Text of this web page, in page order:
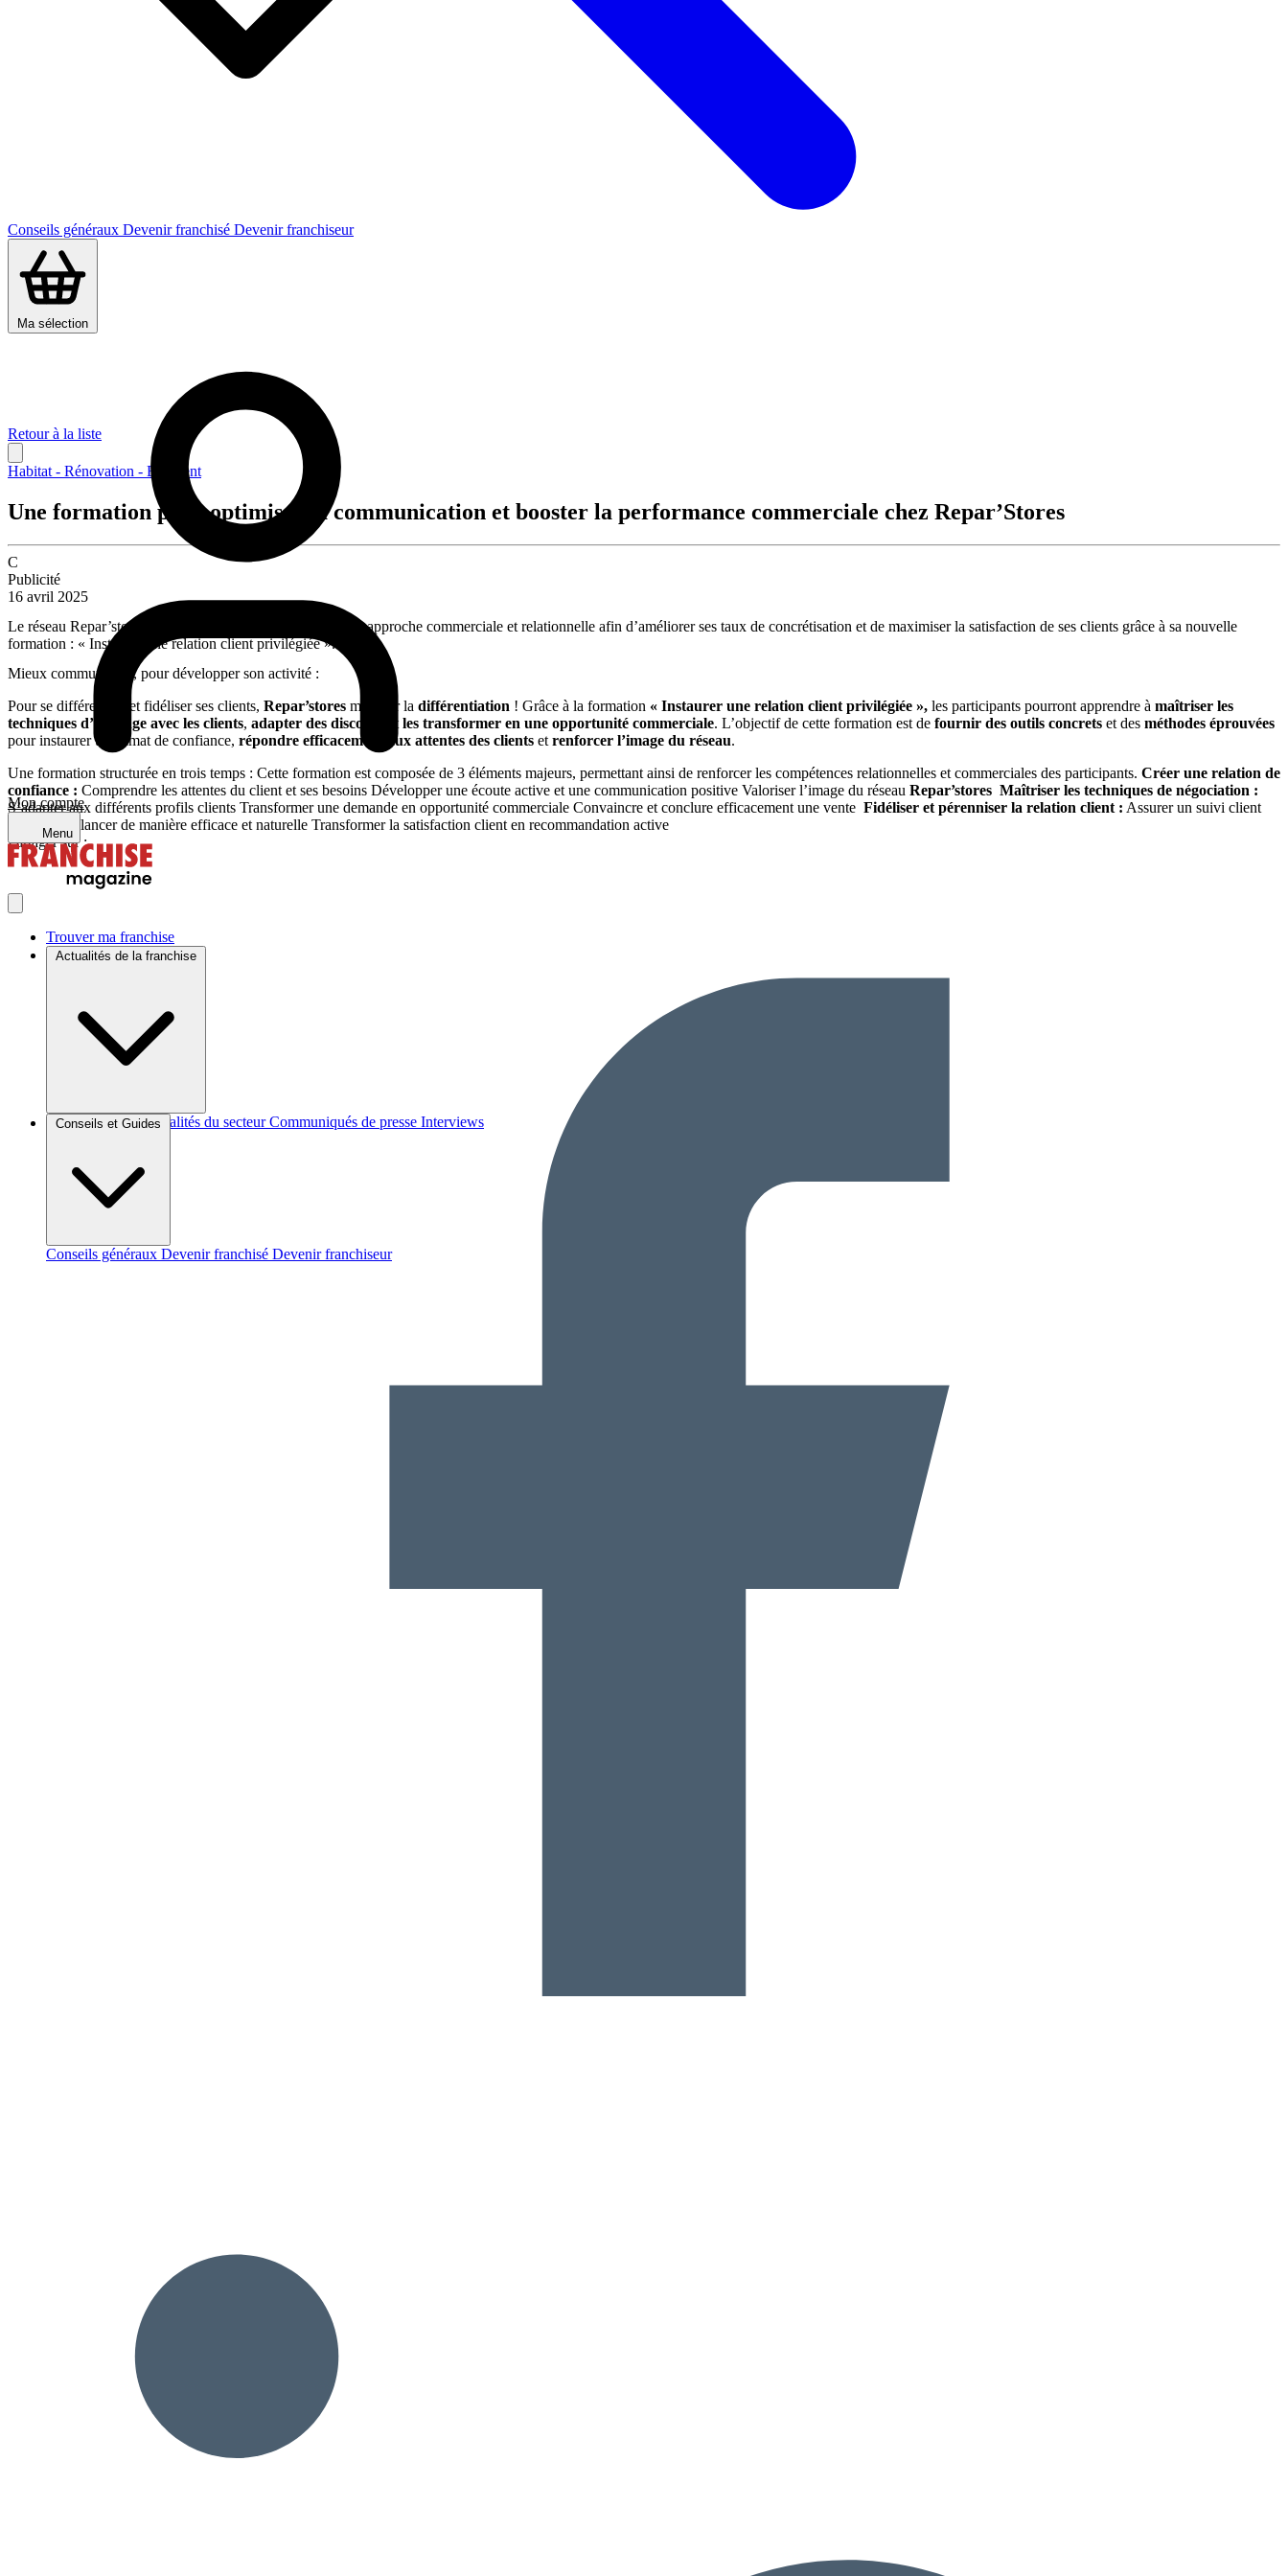
Conseils généraux Devenir franchisé Devenir franchiseur
Ma sélection
Mon compte
Menu
Trouver ma franchise
Actualités de la franchise
Brèves et actus Actualités du secteur Communiqués de presse Interviews
Conseils et Guides
Conseils généraux Devenir franchisé Devenir franchiseur
Retour à la liste
Habitat - Rénovation - Bâtiment
Une formation pour optimiser la communication et booster la performance commerciale chez Repar’Stores
C
Publicité
16 avril 2025
Le réseau Repar’stores a pour objectif de perfectionner son approche commerciale et relationnelle afin d’améliorer ses taux de concrétisation et de maximiser la satisfaction de ses clients grâce à sa nouvelle
formation : « Instaurer une relation client privilégiée ».
Mieux communiquer, pour développer son activité :
Pour se différencier et fidéliser ses clients, Repar’stores mise sur la différentiation ! Grâce à la formation « Instaurer une relation client privilégiée », les participants pourront apprendre à maîtriser les
techniques d’échange avec les clients, adapter des discours et les transformer en une opportunité commerciale. L’objectif de cette formation est de fournir des outils concrets et des méthodes éprouvées
pour instaurer un climat de confiance, répondre efficacement aux attentes des clients et renforcer l’image du réseau.
Une formation structurée en trois temps : Cette formation est composée de 3 éléments majeurs, permettant ainsi de renforcer les compétences relationnelles et commerciales des participants. Créer une relation de
confiance : Comprendre les attentes du client et ses besoins Développer une écoute active et une communication positive Valoriser l’image du réseau Repar’stores Maîtriser les techniques de négociation :
S’adapter aux différents profils clients Transformer une demande en opportunité commerciale Convaincre et conclure efficacement une vente Fidéliser et pérenniser la relation client : Assurer un suivi client
structuré Relancer de manière efficace et naturelle Transformer la satisfaction client en recommandation active
Partager sur :